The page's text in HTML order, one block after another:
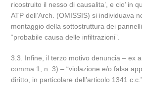
ricostruito il nesso di causalita’, e cio’ in
ATP dell’Arch. (OMISSIS) si individuava
montaggio della sottostruttura dei
“probabile causa delle infiltrazioni”.
3.3. Infine, il terzo motivo denuncia – ex
comma 1, n. 3) – “violazione e/o falsa
diritto, in particolare dell’articolo 1341 c.c.”.